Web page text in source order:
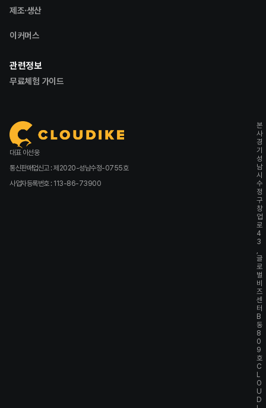
제조·생산
이커머스
관련정보
무료체험 가이드
대표 이선웅
통신판매업신고 : 제2020-성남수정-0755호
사업자등록번호 : 113-86-73900
본
사
경
기
성
남
시
수
정
구
창
업
로
4
3
글
로
벌
비
즈
센
터
B
동
8
0
9
호
C
L
O
U
D